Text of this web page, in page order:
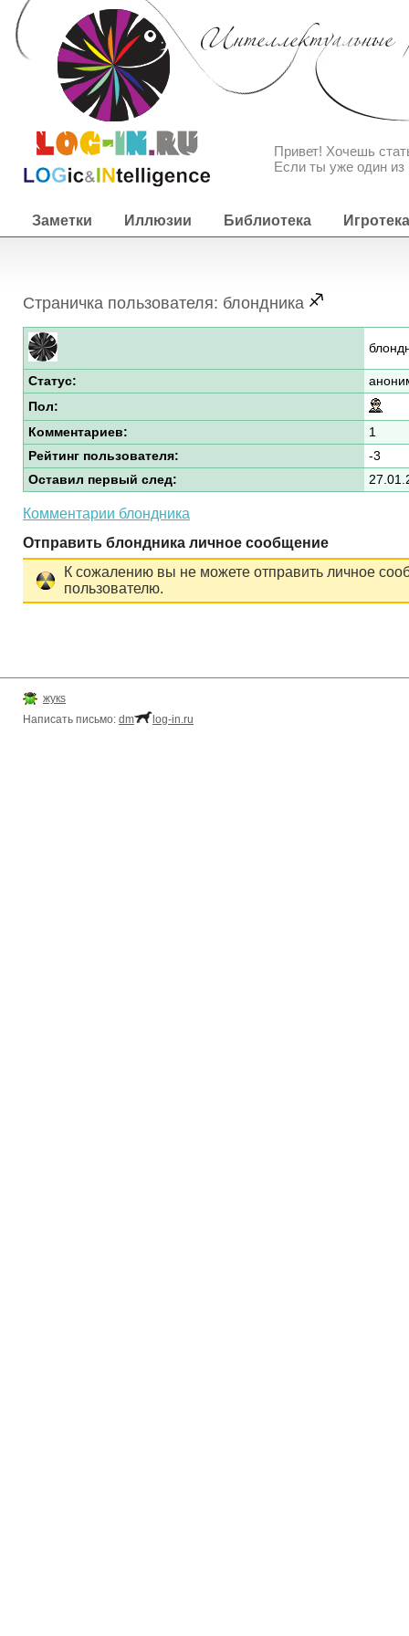
Привет! Хочешь
Если ты уже один из
Заметки Иллюзии Библиотека Игротека
Страничка пользователя: блондника
Статус:
Пол:
Комментариев:
1
Рейтинг пользователя:
-3
Оставил первый след:
Комментарии блондника
Отправить блондника личное сообщение
К сожалению вы не можете отправить личное
пользователю.
жукs
Написать письмо: dm log-in.ru